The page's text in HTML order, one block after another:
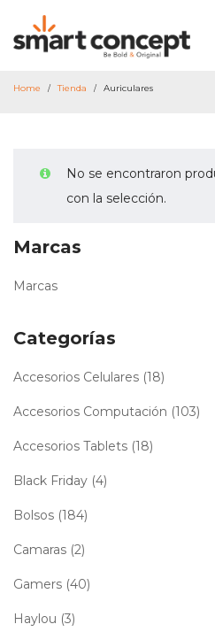
Home / Tienda / Auriculares
No se encontraron
con la selección.
Marcas
Marcas
Categorías
Accesorios Celulares (18)
Accesorios Computación (103)
Accesorios Tablets (18)
Black Friday (4)
Bolsos (184)
Camaras (2)
Gamers (40)
Haylou (3)